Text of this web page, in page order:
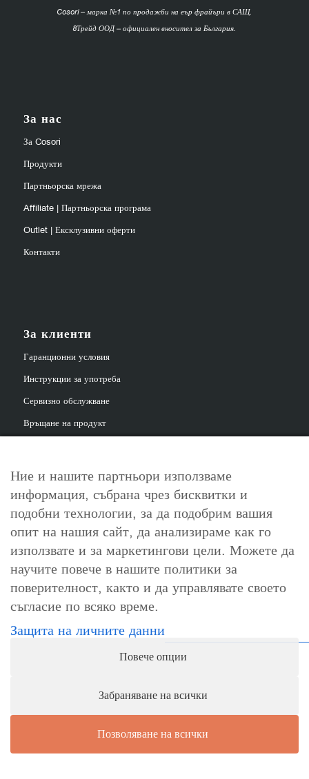
Cosori – марка №1 по продажби на еър фрайъри в САЩ.
8Трейд ООД – официален вносител за България.
За нас
За Cosori
Продукти
Партньорска мрежа
Affiliate | Партньорска програма
Outlet | Ексклузивни оферти
Контакти
За клиенти
Гаранционни условия
Инструкции за употреба
Сервизно обслужване
Връщане на продукт
За контакт
info@cosori.bg
0898 396 966
Работно време
Понеделник-петък: 10:00-18:00ч.
Събота, неделя и официални празници: почивни дни
Ние и нашите партньори използваме
информация, събрана чрез бисквитки и
подобни технологии, за да подобрим вашия
опит на нашия сайт, да анализираме как го
използвате и за маркетингови цели. Можете да
научите повече в нашите политики за
поверителност, както и да управлявате своето
съгласие по всяко време.
Защита на личните данни
Повече опции
Забраняване на всички
Позволяване на всички